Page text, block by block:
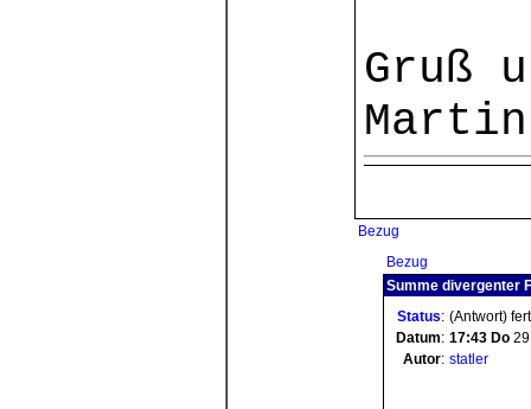
Gruß
Martin
Bezug
Bezug
Summe divergenter
Status: (Antwort)
Datum: 17:43 Do
Autor: statler